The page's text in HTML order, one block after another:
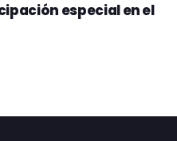
especial en el